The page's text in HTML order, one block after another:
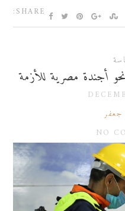
SHARE:
أجندة مصرية للأزمة
NO